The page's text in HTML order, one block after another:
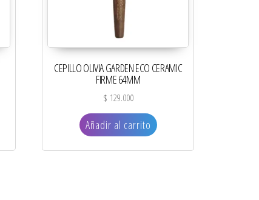
CEPILLO OLIVIA GARDEN ECO CERAMIC
FIRME 64MM
$ 129.000
Añadir al carrito